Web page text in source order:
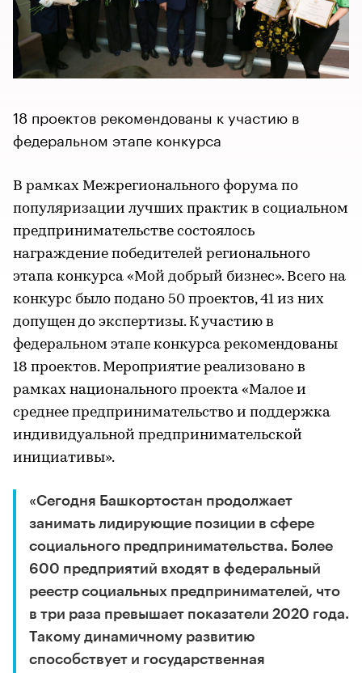
18 проектов рекомендованы к участию в
федеральном этапе конкурса
В рамках Межрегионального форума по
популяризации лучших практик в социальном
предпринимательстве состоялось
награждение победителей регионального
этапа конкурса «Мой добрый бизнес». Всего на
конкурс было подано 50 проектов, 41 из них
допущен до экспертизы. К участию в
федеральном этапе конкурса рекомендованы
18 проектов. Мероприятие реализовано в
рамках национального проекта «Малое и
среднее предпринимательство и поддержка
индивидуальной предпринимательской
инициативы».
«Сегодня Башкортостан продолжает
занимать лидирующие позиции в сфере
социального предпринимательства. Более
600 предприятий входят в федеральный
реестр социальных предпринимателей, что
в три раза превышает показатели 2020 года.
Такому динамичному развитию
способствует и государственная